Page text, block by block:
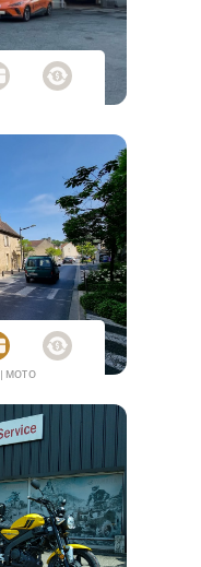
| MOTO